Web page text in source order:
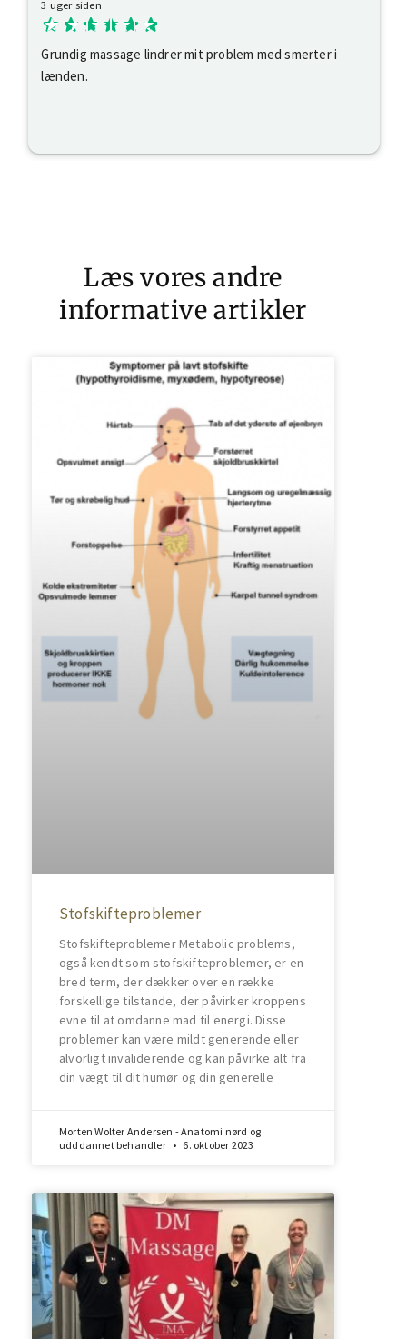
3 uger siden
Grundig massage lindrer mit problem med smerter i
lænden.
Læs vores andre
informative artikler
Stofskifteproblemer
Stofskifteproblemer Metabolic problems,
også kendt som stofskifteproblemer, er en
bred term, der dækker over en række
forskellige tilstande, der påvirker kroppens
evne til at omdanne mad til energi. Disse
problemer kan være mildt generende eller
alvorligt invaliderende og kan påvirke alt fra
din vægt til dit humør og din generelle
Morten Wolter Andersen - Anatomi nørd og
udddannet behandler
6. oktober 2023